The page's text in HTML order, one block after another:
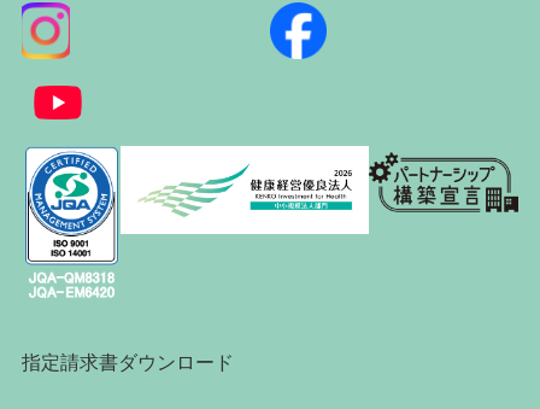
指定請求書ダウンロード